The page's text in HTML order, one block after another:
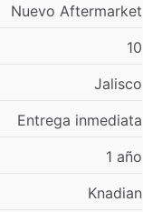
Nuevo Aftermarket
10
Jalisco
Entrega inmediata
1 año
Knadian